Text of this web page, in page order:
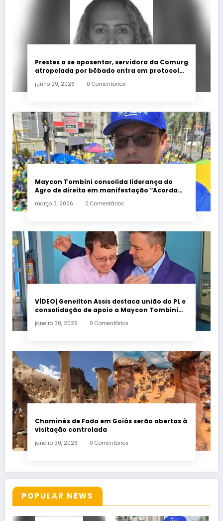
Prestes a se aposentar, servidora da Comurg
atropelada por bêbado entra em protocolo
junho 29, 2026 0 Comentários
Maycon Tombini consolida liderança do
Agro de direita em manifestação “Acorda
março 3, 2026 0 Comentários
VÍDEO| Geneilton Assis destaca união do PL e
consolidação de apoio a Maycon Tombini
janeiro 30, 2026 0 Comentários
Chaminés de Fada em Goiás serão abertas à
visitação controlada
janeiro 30, 2026 0 Comentários
POPULAR NEWS